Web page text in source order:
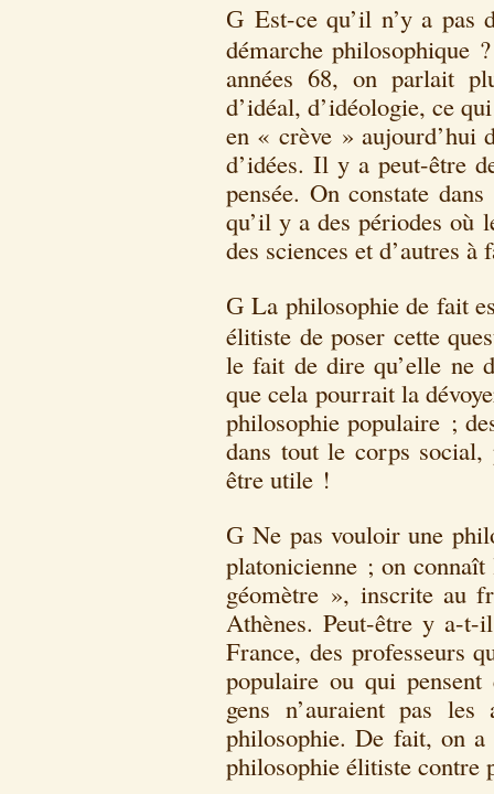
G Est-ce qu’il n’y a pas
démarche philosophique
années 68, on parlait
d’idéal, d’idéologie, ce
en « crève » aujourd’hui
d’idées. Il y a peut-être
pensée. On constate
qu’il y a des périodes où
des sciences et d’autres
GLa philosophie de fait
élitiste de poser cette
le fait de dire qu’elle ne
que cela pourrait la
philosophie populaire ;
dans tout le corps
être utile !
GNe pas vouloir une
platonicienne ; on
géomètre », inscrite au
Athènes. Peut-être y a-t-
France, des professeurs
populaire ou qui
gens n’auraient pas
philosophie. De fait, on
philosophie élitiste contre